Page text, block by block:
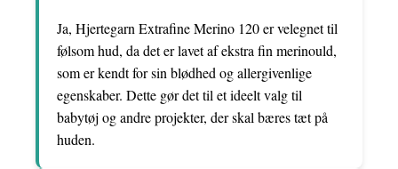
Ja, Hjertegarn Extrafine Merino 120 er velegnet til
følsom hud, da det er lavet af ekstra fin merinould,
som er kendt for sin blødhed og allergivenlige
egenskaber. Dette gør det til et ideelt valg til
babytøj og andre projekter, der skal bæres tæt på
huden.